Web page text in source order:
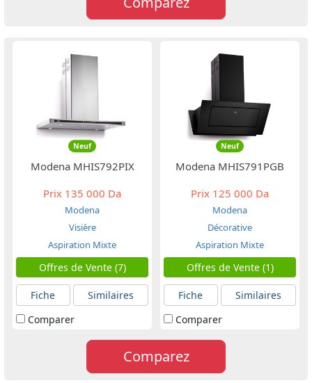
Neuf
Modena MHIS792PIX
Prix 135 000 Da
Modena
Visière
Aspiration Mixte
Offres de Vente (7)
Fiche
Similaires
Comparer
Neuf
Modena MHIS791PGB
Prix 125 000 Da
Modena
Décorative
Aspiration Mixte
Offres de Vente (1)
Fiche
Similaires
Comparer
Comparez